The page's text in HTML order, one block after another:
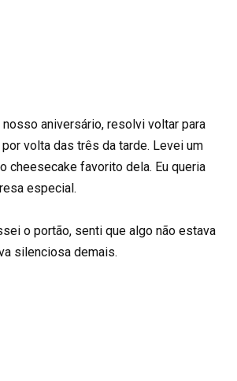
aniversário, resolvi voltar para
volta das três da tarde. Levei um
cheesecake favorito dela. Eu queria
especial.
o portão, senti que algo não estava
silenciosa demais.